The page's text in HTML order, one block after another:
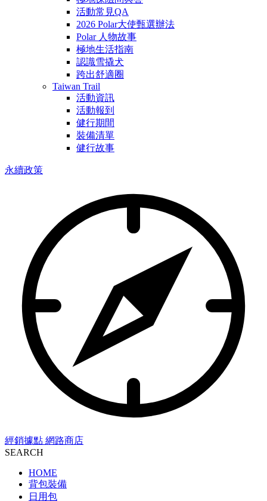
活動常見QA
2026 Polar大使甄選辦法
Polar 人物故事
極地生活指南
認識雪撬犬
跨出舒適圈
Taiwan Trail
活動資訊
活動報到
健行期間
裝備清單
健行故事
永續政策
經銷據點 網路商店
SEARCH
HOME
背包裝備
日用包